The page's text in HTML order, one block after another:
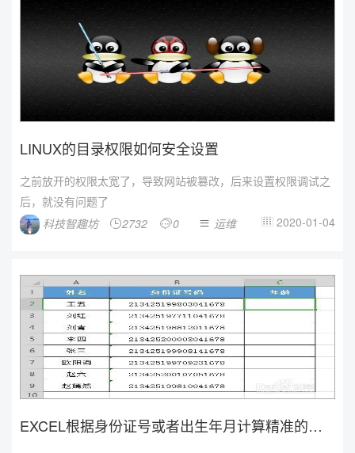
LINUX的目录权限如何安全设置
之前放开的权限太宽了，导致网站被篡改，后来设置权限调试之
后，就没有问题了
科技智趣坊
2732 0  运维  2020-01-04
EXCEL根据身份证号或者出生年月计算精准的年